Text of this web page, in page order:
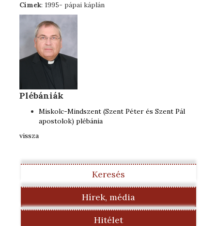
Címek: 1995- pápai káplán
Plébániák
Miskolc-Mindszent (Szent Péter és Szent Pál
apostolok) plébánia
vissza
Keresés
Hírek, média
Hitélet